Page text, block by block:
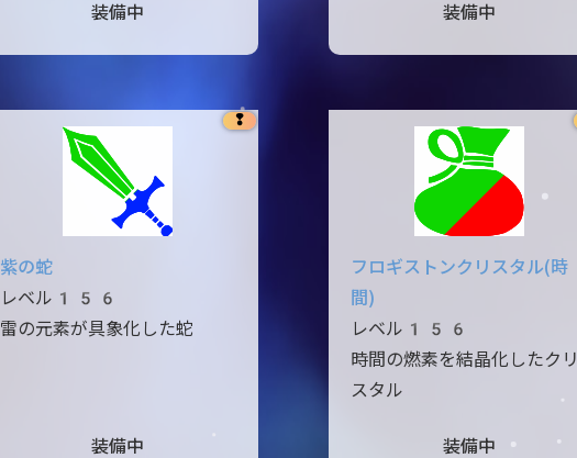
装備中 装備中
❢
紫の蛇
レベル156
雷の元素が具象化した蛇
装備中
フロギストンクリスタル(時
間)
レベル156
時間の燃素を結晶化したクリ
スタル
装備中